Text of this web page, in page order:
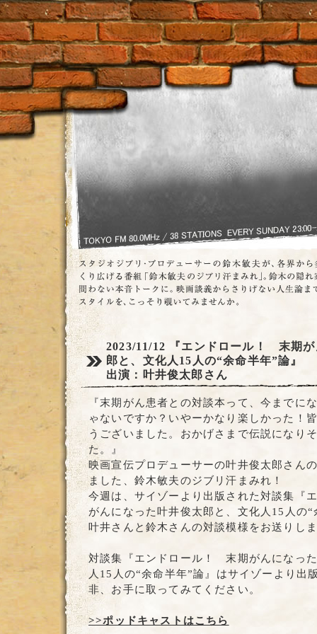
2023/11/12
『エンドロール！ 末期
郎と、文化人15人の“余命半年”論』
出演：叶井俊太郎さん
『末期がん患者との対談本って、今までに
ゃないですか？いやーかなり楽しかった！
うございました。おかげさまで伝説になり
た。』
映画宣伝プロデューサーの叶井俊太郎さん
ました、鈴木敏夫のジブリ汗まみれ！
今週は、サイゾーより出版された対談集『
がんになった叶井俊太郎と、文化人15人の
叶井さんと鈴木さんの対談模様をお送りし
対談集『エンドロール！ 末期がんになっ
人15人の“余命半年”論』はサイゾーより出
非、お手に取ってみてください。
>>ポッドキャストはこちら